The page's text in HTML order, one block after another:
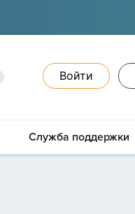
Войти
Служба поддержки